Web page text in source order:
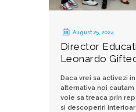
August 25, 2024
Director
Leonardo
Daca vrei sa activezi
alternativa noi
voie sa treaca prin
si descoperiri